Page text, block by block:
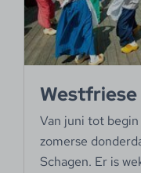
Westfriese
Van juni tot
zomerse
Schagen. Er is